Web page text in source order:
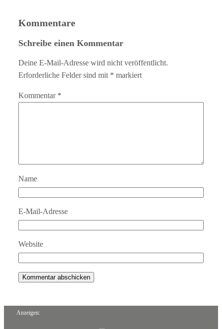
Kommentare
Schreibe einen Kommentar
Deine E-Mail-Adresse wird nicht veröffentlicht.
Erforderliche Felder sind mit * markiert
Kommentar *
Name
E-Mail-Adresse
Website
Anzeigen: